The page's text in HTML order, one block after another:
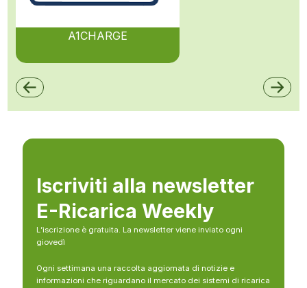
A1CHARGE
Iscriviti alla newsletter
E-Ricarica Weekly
L’iscrizione è gratuita. La newsletter viene inviato ogni
giovedì
Ogni settimana una raccolta aggiornata di notizie e
informazioni che riguardano il mercato dei sistemi di ricarica